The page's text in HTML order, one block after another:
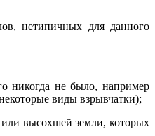
нетипичных для данного
никогда не было, например
виды взрывчатки);
высохшей земли, которых